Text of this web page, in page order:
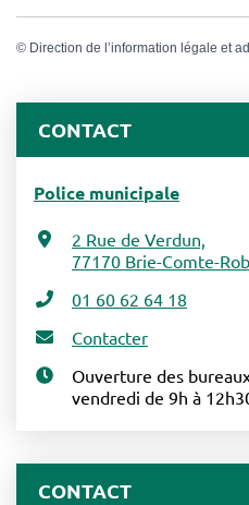
© Direction de l’information légale et
CONTACT
Police municipale
2 Rue de Verdun,
77170 Brie-Comte-
01 60 62 64 18
Contacter
Ouverture des
vendredi de 9h à
CONTACT